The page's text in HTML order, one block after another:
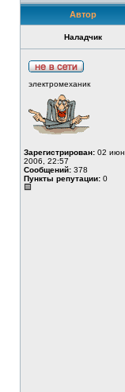
Автор
Наладчик
электромеханик
Зарегистрирован: 02 июн
2006, 22:57
Сообщений: 378
Пункты репутации: 0